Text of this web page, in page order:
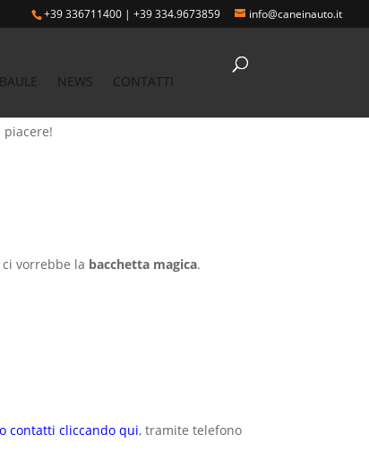
+39 336711400 | +39 334.9673859 info@caneinauto.it
NEWS CONTATTI
piacere!
vorrebbe la bacchetta magica.
contatti cliccando qui, tramite telefono